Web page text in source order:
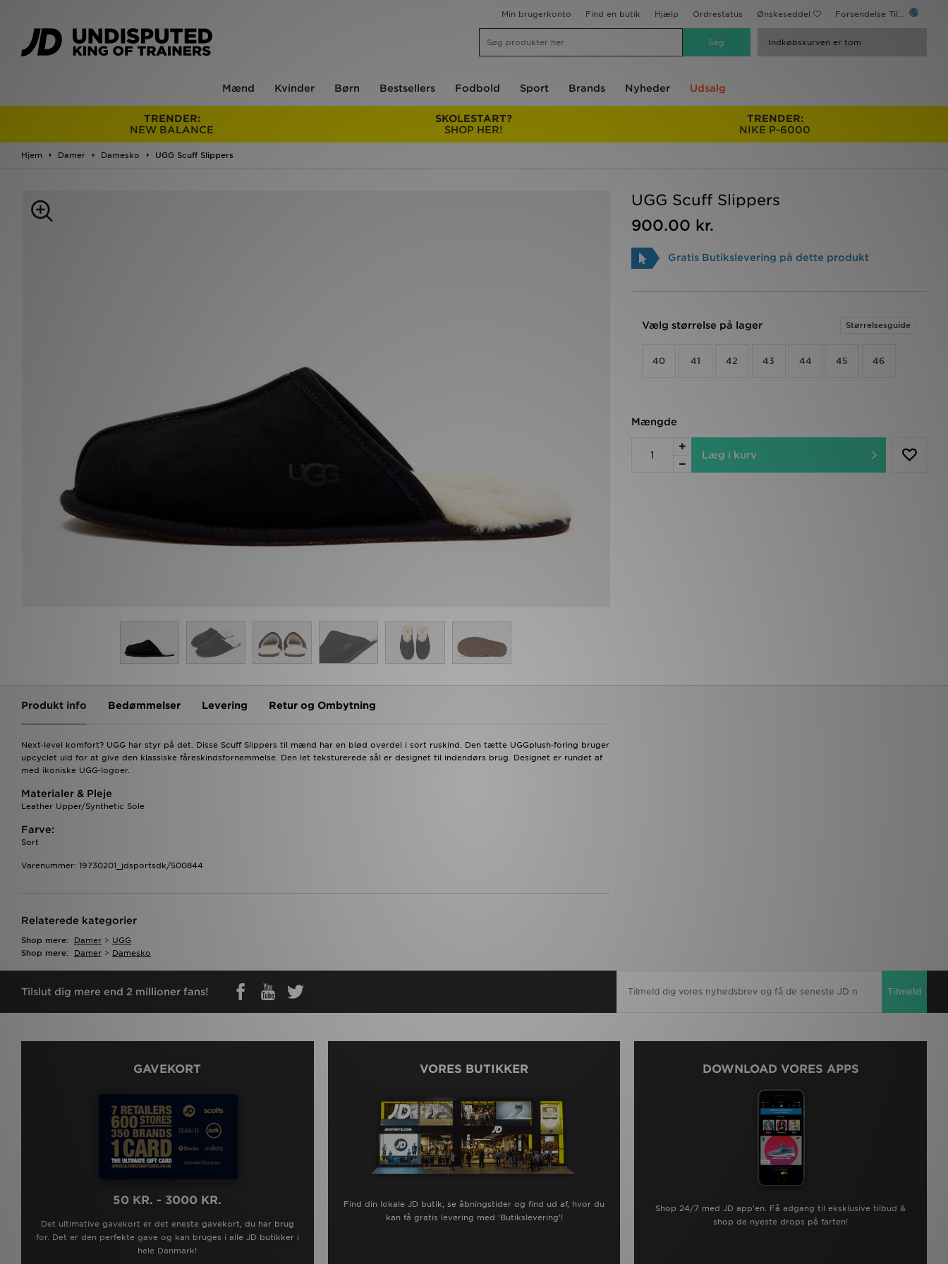
Min brugerkonto Find en butik Hjælp Ordrestatus Ønskeseddel Forsendelse Til...
Indkøbskurven er tom
Mænd Kvinder Børn Bestsellers Fodbold Sport Brands Nyheder Udsalg
TRENDER:
NEW BALANCE
SKOLESTART?
SHOP HER!
TRENDER:
NIKE P-6000
Hjem Damer Damesko UGG Scuff Slippers
UGG Scuff Slippers
900.00 kr.
Gratis Butikslevering på dette produkt
Vælg størrelse på lager Størrelsesguide
40 41 42 43 44 45 46
Mængde
Læg i kurv
Produkt info Bedømmelser Levering Retur og Ombytning
Next‑level komfort? UGG har styr på det. Disse Scuff Slippers til mænd har en blød overdel i sort ruskind. Den tætte UGGplush‑foring bruger
upcyclet uld for at give den klassiske fåreskindsfornemmelse. Den let teksturerede sål er designet til indendørs brug. Designet er rundet af
med ikoniske UGG‑logoer.
Materialer & Pleje
Leather Upper/Synthetic Sole
Farve:
Sort
Varenummer: 19730201_jdsportsdk/500844
Relaterede kategorier
Shop mere: Damer > UGG
Shop mere:
Damer > Damesko
Tilslut dig mere end 2 millioner fans! Tilmeld
GAVEKORT
50 KR. - 3000 KR.
Det ultimative gavekort er det eneste gavekort, du har brug
for. Det er den perfekte gave og kan bruges i alle JD butikker i
hele Danmark!
VORES BUTIKKER
Find din lokale JD butik, se åbningstider og find ud af, hvor du
kan få gratis levering med 'Butikslevering'!
DOWNLOAD VORES APPS
Shop 24/7 med JD app'en. Få adgang til eksklusive tilbud &
shop de nyeste drops på farten!